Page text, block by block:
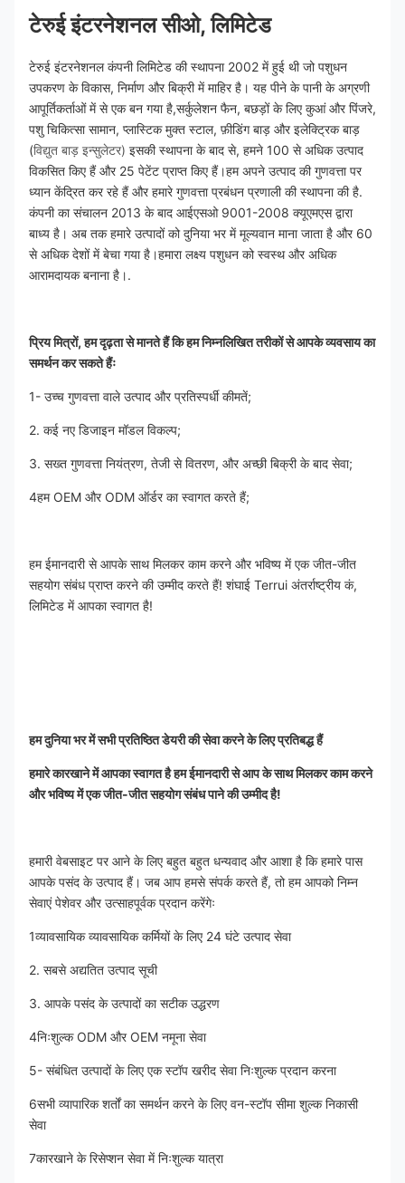
टेरुई इंटरनेशनल सीओ, लिमिटेड
टेरुई इंटरनेशनल कंपनी लिमिटेड की स्थापना 2002 में हुई थी जो पशुधन
उपकरण के विकास, निर्माण और बिक्री में माहिर है। यह पीने के पानी के अग्रणी
आपूर्तिकर्ताओं में से एक बन गया है,सर्कुलेशन फैन, बछड़ों के लिए कुआं और पिंजरे,
पशु चिकित्सा सामान, प्लास्टिक मुक्त स्टाल, फ़ीडिंग बाड़ और इलेक्ट्रिक बाड़
(विद्युत बाड़ इन्सुलेटर) इसकी स्थापना के बाद से, हमने 100 से अधिक उत्पाद
विकसित किए हैं और 25 पेटेंट प्राप्त किए हैं।हम अपने उत्पाद की गुणवत्ता पर
ध्यान केंद्रित कर रहे हैं और हमारे गुणवत्ता प्रबंधन प्रणाली की स्थापना की है.
कंपनी का संचालन 2013 के बाद आईएसओ 9001-2008 क्यूएमएस द्वारा
बाध्य है। अब तक हमारे उत्पादों को दुनिया भर में मूल्यवान माना जाता है और 60
से अधिक देशों में बेचा गया है।हमारा लक्ष्य पशुधन को स्वस्थ और अधिक
आरामदायक बनाना है।.
प्रिय मित्रों, हम दृढ़ता से मानते हैं कि हम निम्नलिखित तरीकों से आपके व्यवसाय का
समर्थन कर सकते हैंः
1- उच्च गुणवत्ता वाले उत्पाद और प्रतिस्पर्धी कीमतें;
2. कई नए डिजाइन मॉडल विकल्प;
3. सख्त गुणवत्ता नियंत्रण, तेजी से वितरण, और अच्छी बिक्री के बाद सेवा;
4हम OEM और ODM ऑर्डर का स्वागत करते हैं;
हम ईमानदारी से आपके साथ मिलकर काम करने और भविष्य में एक जीत-जीत
सहयोग संबंध प्राप्त करने की उम्मीद करते हैं! शंघाई Terrui अंतर्राष्ट्रीय कं,
लिमिटेड में आपका स्वागत है!
हम दुनिया भर में सभी प्रतिष्ठित डेयरी की सेवा करने के लिए प्रतिबद्ध हैं
हमारे कारखाने में आपका स्वागत है हम ईमानदारी से आप के साथ मिलकर काम करने
और भविष्य में एक जीत-जीत सहयोग संबंध पाने की उम्मीद है!
हमारी वेबसाइट पर आने के लिए बहुत बहुत धन्यवाद और आशा है कि हमारे पास
आपके पसंद के उत्पाद हैं। जब आप हमसे संपर्क करते हैं, तो हम आपको निम्न
सेवाएं पेशेवर और उत्साहपूर्वक प्रदान करेंगेः
1व्यावसायिक व्यावसायिक कर्मियों के लिए 24 घंटे उत्पाद सेवा
2. सबसे अद्यतित उत्पाद सूची
3. आपके पसंद के उत्पादों का सटीक उद्धरण
4निःशुल्क ODM और OEM नमूना सेवा
5- संबंधित उत्पादों के लिए एक स्टॉप खरीद सेवा निःशुल्क प्रदान करना
6सभी व्यापारिक शर्तों का समर्थन करने के लिए वन-स्टॉप सीमा शुल्क निकासी
सेवा
7कारखाने के रिसेप्शन सेवा में निःशुल्क यात्रा